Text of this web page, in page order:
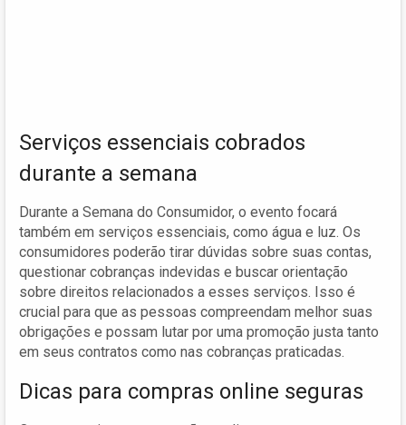
Serviços essenciais cobrados
durante a semana
Durante a Semana do Consumidor, o evento focará
também em serviços essenciais, como água e luz. Os
consumidores poderão tirar dúvidas sobre suas contas,
questionar cobranças indevidas e buscar orientação
sobre direitos relacionados a esses serviços. Isso é
crucial para que as pessoas compreendam melhor suas
obrigações e possam lutar por uma promoção justa tanto
em seus contratos como nas cobranças praticadas.
Dicas para compras online seguras